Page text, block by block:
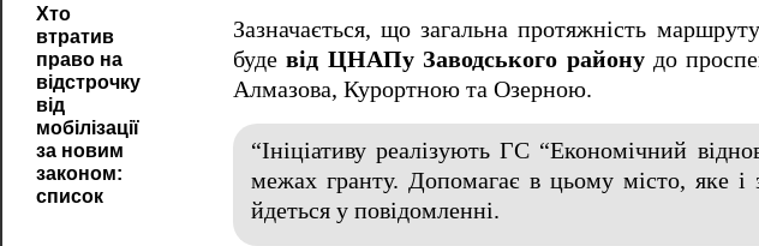
Хто
втратив
право на
відстрочку
від
мобілізації
за новим
законом:
список
Зазначається, що загальна протяжність
будевід ЦНАПу Заводського районудо
Алмазова, Курортною та Озерною.
“Ініціативу реалізують ГС “Економічний
межах гранту. Допомагає в цьому місто, яке
йдеться у повідомленні.